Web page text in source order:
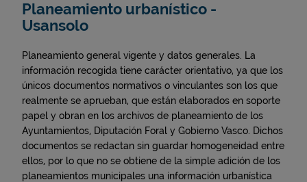
Planeamiento urbanístico -
Usansolo
Planeamiento general vigente y datos generales. La
información recogida tiene carácter orientativo, ya que los
únicos documentos normativos o vinculantes son los que
realmente se aprueban, que están elaborados en soporte
papel y obran en los archivos de planeamiento de los
Ayuntamientos, Diputación Foral y Gobierno Vasco. Dichos
documentos se redactan sin guardar homogeneidad entre
ellos, por lo que no se obtiene de la simple adición de los
planeamientos municipales una información urbanística